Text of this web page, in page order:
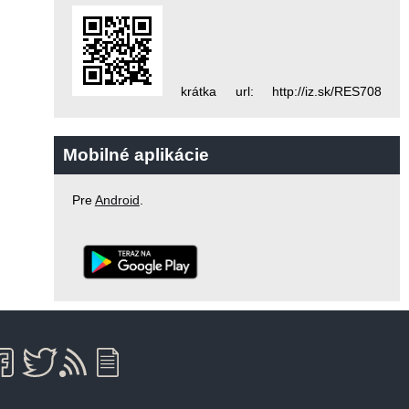
krátka url: http://iz.sk/RES708
Mobilné aplikácie
PreAndroid